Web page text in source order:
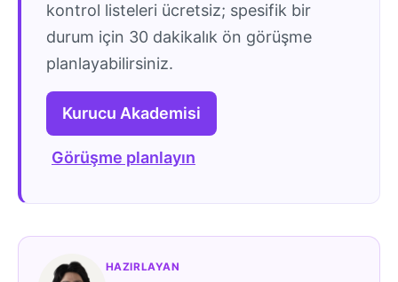
kontrol listeleri ücretsiz; spesifik bir
durum için 30 dakikalık ön görüşme
planlayabilirsiniz.
Kurucu Akademisi
Görüşme planlayın
HAZIRLAYAN